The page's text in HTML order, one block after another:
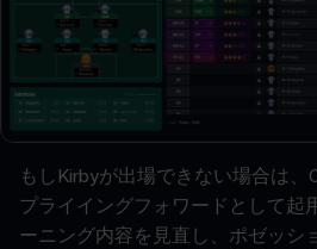
もしKirbyが出場できない場合は、
プライイングフォワードとして起
ーニング内容を見直し、ポゼッシ